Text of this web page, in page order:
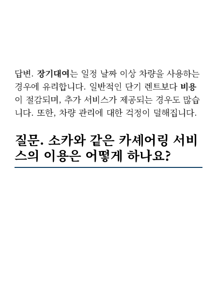
답변. 장기대여는 일정 날짜 이상 차량을 사용하는
경우에 유리합니다. 일반적인 단기 렌트보다 비용
이 절감되며, 추가 서비스가 제공되는 경우도 많습
니다. 또한, 차량 관리에 대한 걱정이 덜해집니다.
질문. 소카와 같은 카셰어링 서비
스의 이용은 어떻게 하나요?